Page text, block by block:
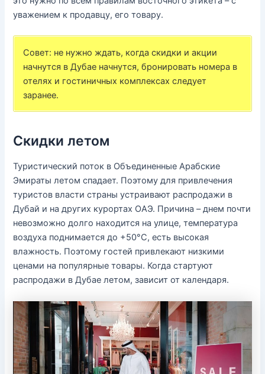
уважением к продавцу, его товару.
Совет: не нужно ждать, когда скидки и акции
начнутся в Дубае начнутся, бронировать номера в
отелях и гостиничных комплексах следует
заранее.
Скидки летом
Туристический поток в Объединенные Арабские
Эмираты летом спадает. Поэтому для привлечения
туристов власти страны устраивают распродажи в
Дубай и на других курортах ОАЭ. Причина – днем почти
невозможно долго находится на улице, температура
воздуха поднимается до +50°С, есть высокая
влажность. Поэтому гостей привлекают низкими
ценами на популярные товары. Когда стартуют
распродажи в Дубае летом, зависит от календаря.